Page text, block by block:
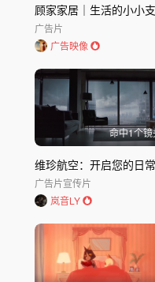
顾家家居｜生活的小小
广告片
广告映像
命中1个镜
广告片宣传片
岚音LY